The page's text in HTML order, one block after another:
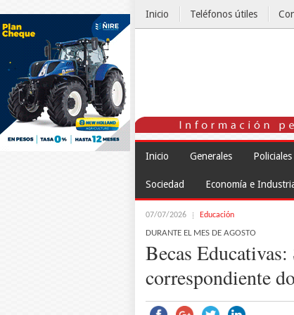
Inicio Teléfonos útiles
Inicio Generales Policiales
Sociedad Economía e
07/07/2026 Educación
DURANTE EL MES DE AGOSTO
Becas
correspondiente